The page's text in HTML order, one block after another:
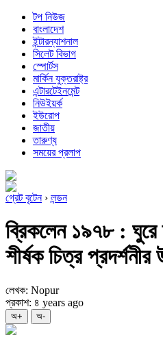
টপ নিউজ
বাংলাদেশ
ইন্টারন্যাশনাল
সিলেট বিভাগ
স্পোর্টস
মার্কিন যুক্তরাষ্ট্র
এন্টারটেইনমেন্ট
নিউইয়র্ক
ইউরোপ
জাতীয়
তারুণ্য
সময়ের প্রলাপ
গ্রেট বৃটেন› লন্ডন
ব্রিকলেন ১৯৭৮ : ঘুরে
শীর্ষক চিত্র
লেখক: Nopur
প্রকাশ: ৪ years ago
অ+ অ-